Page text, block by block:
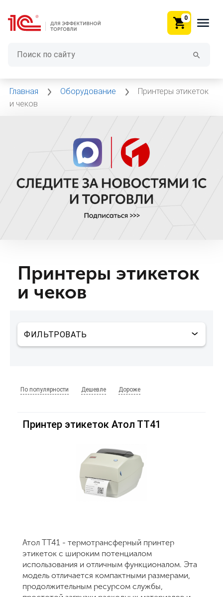
0
Главная Оборудование
Принтеры этикеток
и чеков
Принтеры этикеток
и чеков
По популярности Дешевле Дороже
Принтер этикеток Атол ТТ41
Атол ТТ41 - термотрансферный принтер
этикеток с широким потенциалом
использования и отличным функционалом. Эта
модель отличается компактными размерами,
продолжительным ресурсом службы,